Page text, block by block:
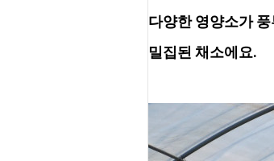
다양한 영양소가 풍
밀집된 채소에요.